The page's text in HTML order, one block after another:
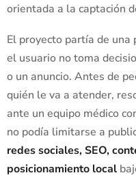
orientada a la captación
El proyecto partía de
el usuario no toma
o un anuncio. Antes de
quién le va a atender,
ante un equipo médico
no podía limitarse a
redes sociales, SEO,
posicionamiento local